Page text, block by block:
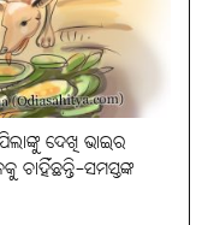
ଦେଖି ଭାଇର
ଚାହିଁଛନ୍ତି-ସମସ୍ତଙ୍କ